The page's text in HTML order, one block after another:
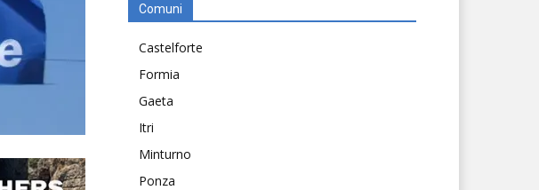
Comuni
Castelforte
Formia
Gaeta
Itri
Minturno
Ponza